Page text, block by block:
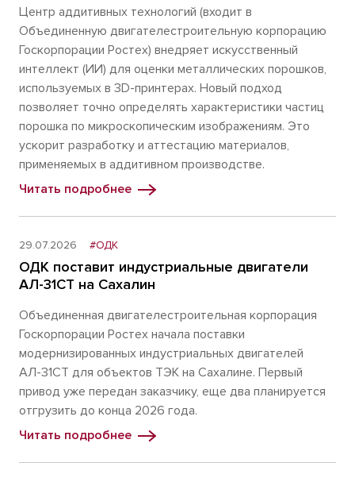
Центр аддитивных технологий (входит в
Объединенную двигателестроительную корпорацию
Госкорпорации Ростех) внедряет искусственный
интеллект (ИИ) для оценки металлических порошков,
используемых в 3D-принтерах. Новый подход
позволяет точно определять характеристики частиц
порошка по микроскопическим изображениям. Это
ускорит разработку и аттестацию материалов,
применяемых в аддитивном производстве.
Читать подробнее
29.07.2026 #ОДК
ОДК поставит индустриальные двигатели
АЛ-31СТ на Сахалин
Объединенная двигателестроительная корпорация
Госкорпорации Ростех начала поставки
модернизированных индустриальных двигателей
АЛ-31СТ для объектов ТЭК на Сахалине. Первый
привод уже передан заказчику, еще два планируется
отгрузить до конца 2026 года.
Читать подробнее